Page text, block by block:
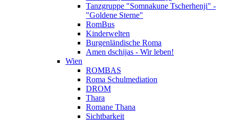
Tanzgruppe "Somnakune Tscherhenji" -
"Goldene Sterne"
RomBus
Kinderwelten
Burgenländische Roma
Amen dschijas - Wir leben!
Wien
ROMBAS
Roma Schulmediation
DROM
Thara
Romane Thana
Sichtbarkeit